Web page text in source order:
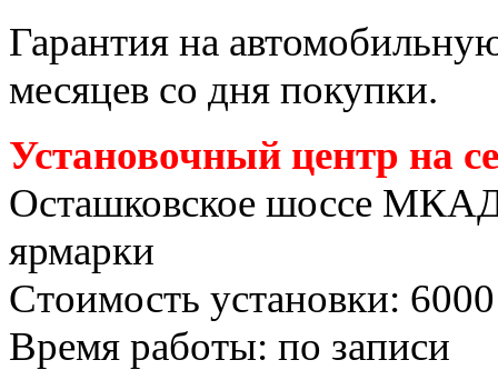
Гарантия на
месяцев со дня покупки.
Установочный центр на
Осташковское шоссе
ярмарки
Стоимость установки:
Время работы: по записи